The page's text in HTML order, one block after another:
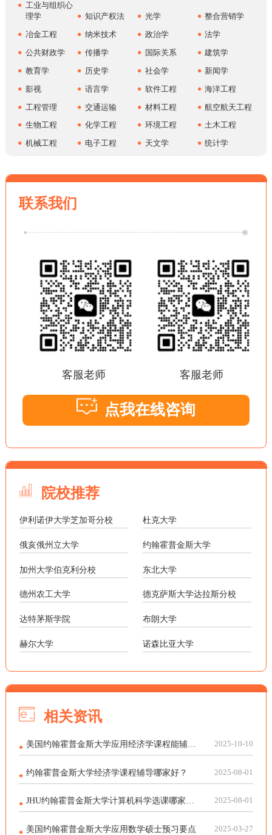
众多相关学科领域一直保持全美、甚至全世界的领先地位。在美国
历年进行的全美医学院评比中，霍普金斯大学的医学院始终名列前
三名。霍普金斯大学的医学院里，云集了许多包括诺贝尔奖获得者
在内的一流医学专家。
然而被称为医学预科“制造厂”的名誉可以说是误导人的，因为
霍普金斯在工程、社会与人文学科、国际学等领域亦有强大实力。
霍普金斯大学的主校区被划分在140英亩大小、风景如画的霍姆
伍德，距离巴尔的摩复兴内港以北3英里远。校园中绿树成荫的方形
工业与组织心
理学
知识产权法 光学
整合营销学
冶金工程
纳米技术 政治学
法学
公共财政学
传播学 国际关系
建筑学
教育学
历史学 社会学
新闻学
影视
语言学 软件工程
海洋工程
工程管理
交通运输 材料工程
航空航天工程
生物工程
化学工程 环境工程
土木工程
机械工程
电子工程 天文学 统计学
联系我们
客服老师 客服老师
点我在线咨询
院校推荐
伊利诺伊大学芝加哥分校 杜克大学
俄亥俄州立大学 约翰霍普金斯大学
加州大学伯克利分校 东北大学
德州农工大学 德克萨斯大学达拉斯分校
达特茅斯学院 布朗大学
赫尔大学 诺森比亚大学
相关资讯
2025-10-10
约翰霍普金斯大学经济学课程辅导哪家好？ 2025-08-01
JHU约翰霍普金斯大学计算机科学选课哪家能辅导？ 2025-08-01
美国约翰霍普金斯大学应用数学硕士预习要点 2025-03-27